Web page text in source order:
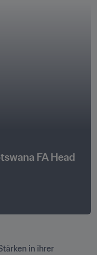
FA Head
in ihrer